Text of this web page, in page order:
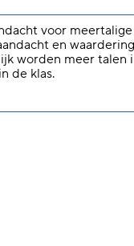
voor
en
worden meer talen
de klas.